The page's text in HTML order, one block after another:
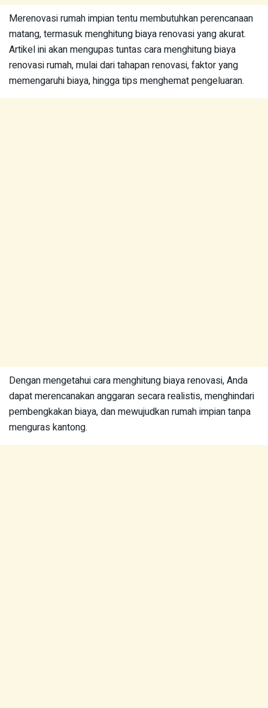
Merenovasi rumah impian tentu membutuhkan perencanaan
matang, termasuk menghitung biaya renovasi yang akurat.
Artikel ini akan mengupas tuntas cara menghitung biaya
renovasi rumah, mulai dari tahapan renovasi, faktor yang
memengaruhi biaya, hingga tips menghemat pengeluaran.
Dengan mengetahui cara menghitung biaya renovasi, Anda
dapat merencanakan anggaran secara realistis, menghindari
pembengkakan biaya, dan mewujudkan rumah impian tanpa
menguras kantong.